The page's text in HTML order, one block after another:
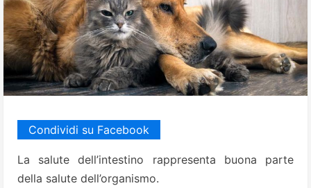
Condividi su Facebook
La salute dell’intestino rappresenta buona parte
della salute dell’organismo.